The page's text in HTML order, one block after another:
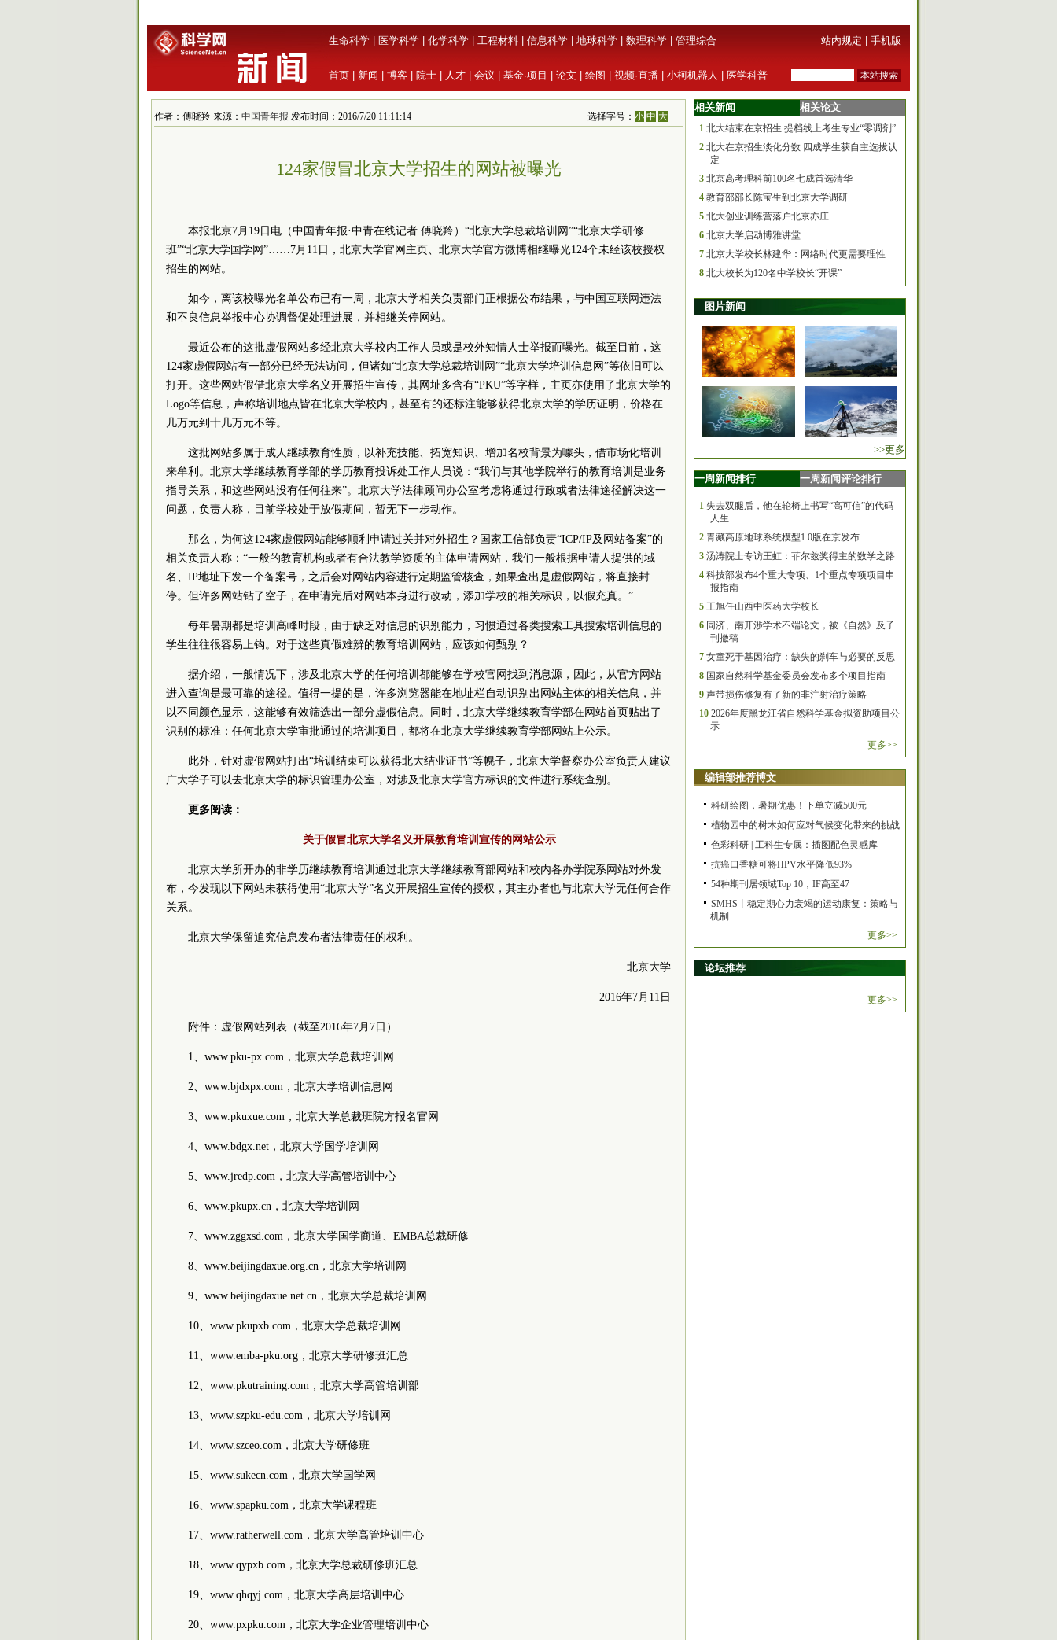
生命科学 医学科学 化学科学 工程材料 信息科学 地球科学 数理科学 管理综合 站内规定 手机版
首页 新闻 博客 院士 人才 会议 基金·项目 论文 绘图 视频·直播 小柯机器人 医学科普
作者：傅晓羚 来源： 中国青年报 发布时间：2016/7/20 11:11:14 选择字号：小 中 大
124家假冒北京大学招生的网站被曝光
本报北京7月19日电（中国青年报·中青在线记者 傅晓羚）“北京大学总裁培训网”“北京大学研修
班”“北京大学国学网”……7月11日，北京大学官网主页、北京大学官方微博相继曝光124个未经该校授权
招生的网站。
如今，离该校曝光名单公布已有一周，北京大学相关负责部门正根据公布结果，与中国互联网违法
和不良信息举报中心协调督促处理进展，并相继关停网站。
最近公布的这批虚假网站多经北京大学校内工作人员或是校外知情人士举报而曝光。截至目前，这
124家虚假网站有一部分已经无法访问，但诸如“北京大学总裁培训网”“北京大学培训信息网”等依旧可以
打开。这些网站假借北京大学名义开展招生宣传，其网址多含有“PKU”等字样，主页亦使用了北京大学的
Logo等信息，声称培训地点皆在北京大学校内，甚至有的还标注能够获得北京大学的学历证明，价格在
几万元到十几万元不等。
这批网站多属于成人继续教育性质，以补充技能、拓宽知识、增加名校背景为噱头，借市场化培训
来牟利。北京大学继续教育学部的学历教育投诉处工作人员说：“我们与其他学院举行的教育培训是业务
指导关系，和这些网站没有任何往来”。北京大学法律顾问办公室考虑将通过行政或者法律途径解决这一
问题，负责人称，目前学校处于放假期间，暂无下一步动作。
那么，为何这124家虚假网站能够顺利申请过关并对外招生？国家工信部负责“ICP/IP及网站备案”的
相关负责人称：“一般的教育机构或者有合法教学资质的主体申请网站，我们一般根据申请人提供的域
名、IP地址下发一个备案号，之后会对网站内容进行定期监管核查，如果查出是虚假网站，将直接封
停。但许多网站钻了空子，在申请完后对网站本身进行改动，添加学校的相关标识，以假充真。”
每年暑期都是培训高峰时段，由于缺乏对信息的识别能力，习惯通过各类搜索工具搜索培训信息的
学生往往很容易上钩。对于这些真假难辨的教育培训网站，应该如何甄别？
据介绍，一般情况下，涉及北京大学的任何培训都能够在学校官网找到消息源，因此，从官方网站
进入查询是最可靠的途径。值得一提的是，许多浏览器能在地址栏自动识别出网站主体的相关信息，并
以不同颜色显示，这能够有效筛选出一部分虚假信息。同时，北京大学继续教育学部在网站首页贴出了
识别的标准：任何北京大学审批通过的培训项目，都将在北京大学继续教育学部网站上公示。
此外，针对虚假网站打出“培训结束可以获得北大结业证书”等幌子，北京大学督察办公室负责人建议
广大学子可以去北京大学的标识管理办公室，对涉及北京大学官方标识的文件进行系统查别。
更多阅读：
关于假冒北京大学名义开展教育培训宣传的网站公示
北京大学所开办的非学历继续教育培训通过北京大学继续教育部网站和校内各办学院系网站对外发
布，今发现以下网站未获得使用“北京大学”名义开展招生宣传的授权，其主办者也与北京大学无任何合作
关系。
北京大学保留追究信息发布者法律责任的权利。
北京大学
2016年7月11日
附件：虚假网站列表（截至2016年7月7日）
1、www.pku-px.com，北京大学总裁培训网
2、www.bjdxpx.com，北京大学培训信息网
3、www.pkuxue.com，北京大学总裁班院方报名官网
4、www.bdgx.net，北京大学国学培训网
5、www.jredp.com，北京大学高管培训中心
6、www.pkupx.cn，北京大学培训网
7、www.zggxsd.com，北京大学国学商道、EMBA总裁研修
8、www.beijingdaxue.org.cn，北京大学培训网
9、www.beijingdaxue.net.cn，北京大学总裁培训网
10、www.pkupxb.com，北京大学总裁培训网
11、www.emba-pku.org，北京大学研修班汇总
12、www.pkutraining.com，北京大学高管培训部
13、www.szpku-edu.com，北京大学培训网
14、www.szceo.com，北京大学研修班
15、www.sukecn.com，北京大学国学网
16、www.spapku.com，北京大学课程班
17、www.ratherwell.com，北京大学高管培训中心
18、www.qypxb.com，北京大学总裁研修班汇总
19、www.qhqyj.com，北京大学高层培训中心
20、www.pxpku.com，北京大学企业管理培训中心
相关新闻 相关论文
1 北大结束在京招生 提档线上考生专业“零调剂”
2 北大在京招生淡化分数 四成学生获自主选拔认
定
3 北京高考理科前100名七成首选清华
4 教育部部长陈宝生到北京大学调研
5 北大创业训练营落户北京亦庄
6 北京大学启动博雅讲堂
7 北京大学校长林建华：网络时代更需要理性
8 北大校长为120名中学校长“开课”
图片新闻
>>更多
一周新闻排行 一周新闻评论排行
1 失去双腿后，他在轮椅上书写“高可信”的代码
人生
2 青藏高原地球系统模型1.0版在京发布
3 汤涛院士专访王虹：菲尔兹奖得主的数学之路
4 科技部发布4个重大专项、1个重点专项项目申
报指南
5 王旭任山西中医药大学校长
6 同济、南开涉学术不端论文，被《自然》及子
刊撤稿
7 女童死于基因治疗：缺失的刹车与必要的反思
8 国家自然科学基金委员会发布多个项目指南
9 声带损伤修复有了新的非注射治疗策略
10 2026年度黑龙江省自然科学基金拟资助项目公
示
更多>>
编辑部推荐博文
科研绘图，暑期优惠！下单立减500元
植物园中的树木如何应对气候变化带来的挑战
色彩科研 | 工科生专属：插图配色灵感库
抗癌口香糖可将HPV水平降低93%
54种期刊居领域Top 10，IF高至47
SMHS丨稳定期心力衰竭的运动康复：策略与
机制
更多>>
论坛推荐
更多>>